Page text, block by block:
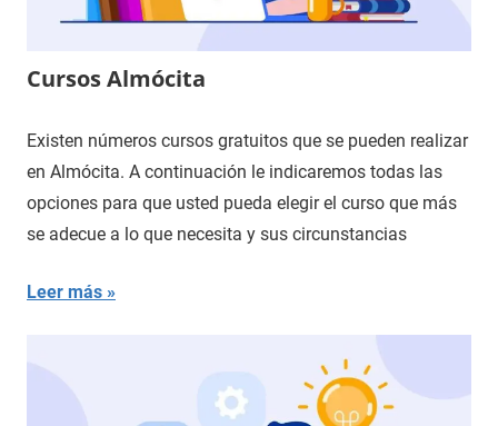
Cursos Almócita
Existen números cursos gratuitos que se pueden realizar
en Almócita. A continuación le indicaremos todas las
opciones para que usted pueda elegir el curso que más
se adecue a lo que necesita y sus circunstancias
Leer más